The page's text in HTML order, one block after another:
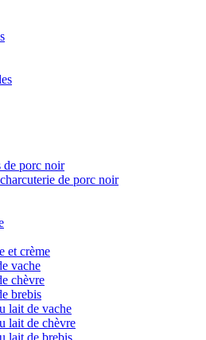
de porc noir
de porc noir
et crème
vache
chèvre
brebis
lait de vache
lait de chèvre
lait de brebis